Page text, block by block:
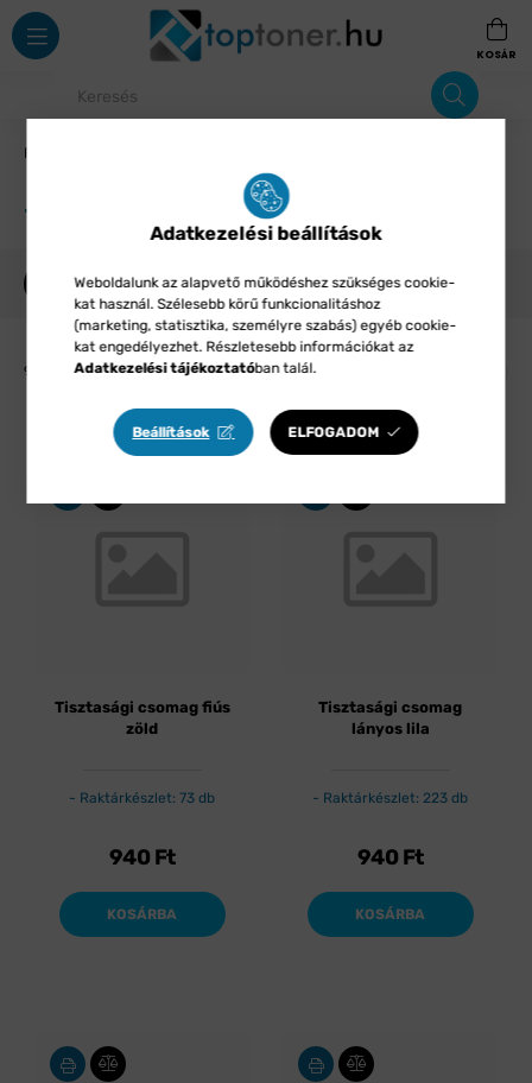
Uzsonnás doboz, Tornazsák, Kulacs, termosz
Tornazsák
SZŰRÉS
92 termék
Tisztasági csomag fiús
zöld
Raktárkészlet: 73 db
940 Ft
KOSÁRBA
Tisztasági csomag
lányos lila
Raktárkészlet: 223 db
940 Ft
KOSÁRBA
Adatkezelési beállítások
Weboldalunk az alapvető működéshez szükséges cookie-
kat használ. Szélesebb körű funkcionalitáshoz
(marketing, statisztika, személyre szabás) egyéb cookie-
kat engedélyezhet. Részletesebb információkat az
Adatkezelési tájékoztatóban talál.
Beállítások ELFOGADOM